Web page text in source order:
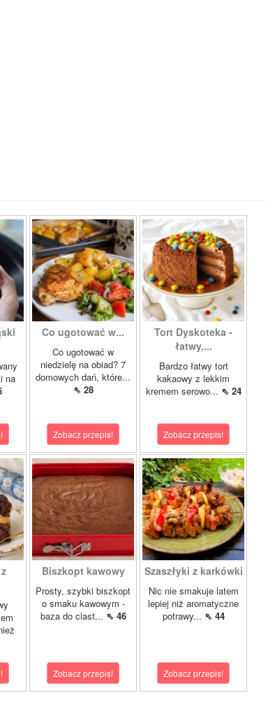
na
Co ugotować w...
Co ugotować w
niedzielę na obiad? 7
domowych dań, które...
⇖ 28
Zobacz przepis!
Tort Dyskoteka -
łatwy,...
Bardzo łatwy tort
kakaowy z lekkim
kremem serowo... ⇖ 24
Zobacz przepis!
Biszkopt kawowy
Prosty, szybki biszkopt
o smaku kawowym -
baza do ciast... ⇖ 46
Zobacz przepis!
Szaszłyki z karkówki
Nic nie smakuje latem
lepiej niż aromatyczne
potrawy... ⇖ 44
Zobacz przepis!